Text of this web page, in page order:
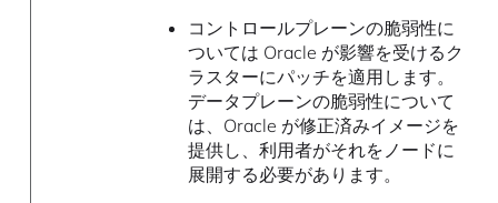
コントロールプレーンの脆弱性に
ついては Oracle が影響を受けるク
ラスターにパッチを適用します。
データプレーンの脆弱性について
は、Oracle が修正済みイメージを
提供し、利用者がそれをノードに
展開する必要があります。